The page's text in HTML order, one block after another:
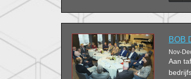
BOB
Nov-
Aan